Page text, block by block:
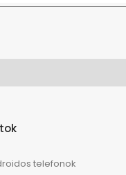
telefonok